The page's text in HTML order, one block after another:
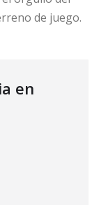
de juego.
en